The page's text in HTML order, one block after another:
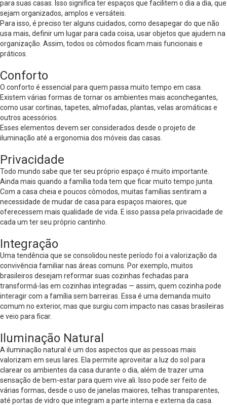
para suas casas. Isso significa ter espaços que facilitem o dia a dia, que
sejam organizados, amplos e versáteis.
Para isso, é preciso ter alguns cuidados, como desapegar do que não
usa mais, definir um lugar para cada coisa, usar objetos que ajudem na
organização. Assim, todos os cômodos ficam mais funcionais e
práticos.
Conforto
O conforto é essencial para quem passa muito tempo em casa.
Existem várias formas de tornar os ambientes mais aconchegantes,
como usar cortinas, tapetes, almofadas, plantas, velas aromáticas e
outros acessórios.
Esses elementos devem ser considerados desde o projeto de
iluminação até a ergonomia dos móveis das casas.
Privacidade
Todo mundo sabe que ter seu próprio espaço é muito importante.
Ainda mais quando a família toda tem que ficar muito tempo junta.
Com a casa cheia e poucos cômodos, muitas famílias sentiram a
necessidade de mudar de casa para espaços maiores, que
oferecessem mais qualidade de vida. E isso passa pela privacidade de
cada um ter seu próprio cantinho.
Integração
Uma tendência que se consolidou neste período foi a valorização da
convivência familiar nas áreas comuns. Por exemplo, muitos
brasileiros desejam reformar suas cozinhas fechadas para
transformá-las em cozinhas integradas — assim, quem cozinha pode
interagir com a família sem barreiras. Essa é uma demanda muito
comum no exterior, mas que surgiu com impacto nas casas brasileiras
e veio para ficar.
Iluminação Natural
A iluminação natural é um dos aspectos que as pessoas mais
valorizam em seus lares. Ela permite aproveitar a luz do sol para
clarear os ambientes da casa durante o dia, além de trazer uma
sensação de bem-estar para quem vive ali. Isso pode ser feito de
várias formas, desde o uso de janelas maiores, telhas transparentes,
até portas de vidro que integram a parte interna e externa da casa.